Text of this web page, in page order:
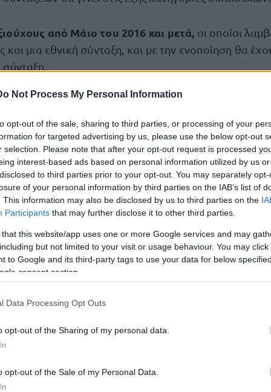
Not Process My Personal Information
opt-out of the sale, sharing to third parties, or processing of your
for targeted advertising by us, please use the below opt-out
selection. Please note that after your opt-out request is processed
interest-based ads based on personal information utilized by us
to third parties prior to your opt-out. You may separately
of your personal information by third parties on the IAB’s list of
This information may also be disclosed by us to third parties on the
Participants that may further disclose it to other third parties.
that this website/app uses one or more Google services and may
but not limited to your visit or usage behaviour. You may
to Google and its third-party tags to use your data for below
consent section.
Data Processing Opt Outs
opt-out of the Sharing of my personal data.
opt-out of the Sale of my Personal Data.
από Μάιο του 2016 και μετά, οι οποίοι
και μια εθνική σύνταξη, και με την ενοποίηση θα
λόγω θανάτουμε δύο ανταποδοτικές και μια
και δύο εθνικές συντάξεις από παράλληλη
του 2016.
με παράλληλη ασφάλιση που πήραν τη μια
δικαίωμα για τη δεύτερη σύνταξη μετά τον Μάιο
που λαμβάνουν δύο